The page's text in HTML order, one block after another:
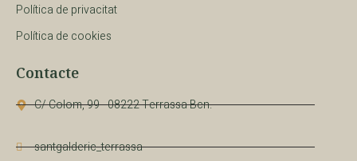
Política de privacitat
Política de cookies
Contacte
C/ Colom, 99 - 08222 Terrassa Bcn.
santgalderic_terrassa